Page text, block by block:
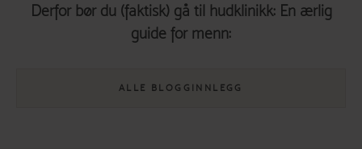
Derfor bør du (faktisk) gå til hudklinikk: En ærlig
guide for menn:
ALLE BLOGGINNLEGG